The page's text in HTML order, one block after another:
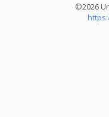
©2026